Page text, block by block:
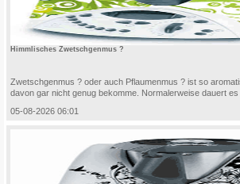
Himmlisches Zwetschgenmus ?
Zwetschgenmus ? oder auch Pflaumenmus ? ist so
davon gar nicht genug bekomme. Normalerweise dauert es
05-08-2026 06:01